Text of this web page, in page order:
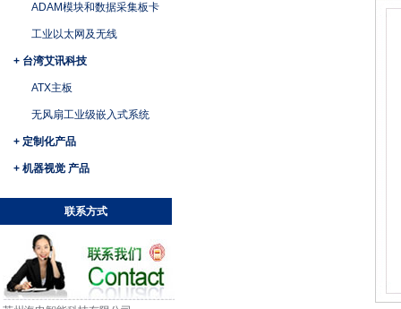
ADAM模块和数据采集板卡
工业以太网及无线
+ 台湾艾讯科技
ATX主板
无风扇工业级嵌入式系统
+ 定制化产品
+ 机器视觉 产品
联系方式